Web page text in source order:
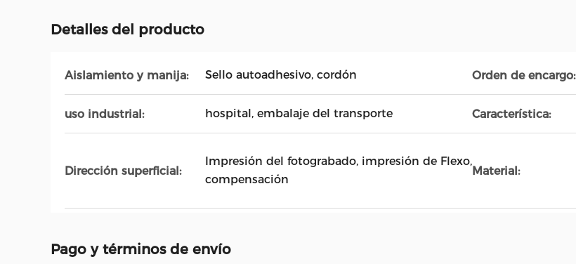
Detalles del producto
Aislamiento y manija: Sello autoadhesivo, cordón Orden de encargo:
uso industrial: hospital, embalaje del transporte Característica:
Dirección superficial:
Impresión del fotograbado, impresión de Flexo,
compensación
Material:
Pago y términos de envío